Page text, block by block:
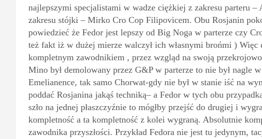
najlepszymi specjalistami w wadze ciężkiej z zakresu parteru
zakresu stójki – Mirko Cro Cop Filipovicem. Obu Rosjanin
powiedzieć że Fedor jest lepszy od Big Noga w parterze czy
też fakt iż w dużej mierze walczył ich własnymi brońmi ) Więc
kompletnym zawodnikiem , przez wzgląd na swoją
Mino był demolowany przez G&P w parterze to nie był nagle
Emelianence, tak samo Chorwat-gdy nie był w stanie iść na
poddać Rosjanina jakąś techniką– a Fedor w tych obu
szło na jednej płaszczyźnie to mógłby przejść do drugiej i
kompletność a ta kompletność z kolei wygraną. Absolutnie
zawodnika przyszłości. Przykład Fedora nie jest tu jedynym,